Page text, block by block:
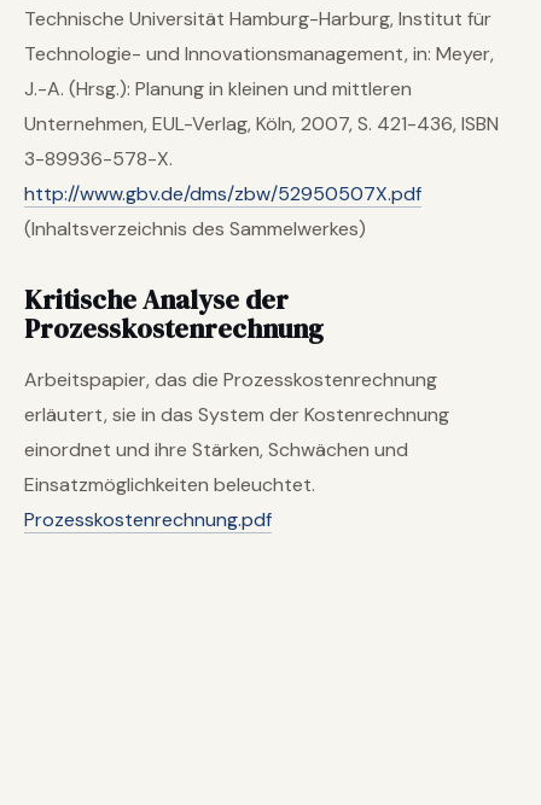
Technische Universität Hamburg-Harburg, Institut für
Technologie- und Innovationsmanagement, in: Meyer,
J.-A. (Hrsg.): Planung in kleinen und mittleren
Unternehmen, EUL-Verlag, Köln, 2007, S. 421-436, ISBN
3-89936-578-X.
http://www.gbv.de/dms/zbw/52950507X.pdf
(Inhaltsverzeichnis des Sammelwerkes)
Kritische Analyse der
Prozesskostenrechnung
Arbeitspapier, das die Prozesskostenrechnung
erläutert, sie in das System der Kostenrechnung
einordnet und ihre Stärken, Schwächen und
Einsatzmöglichkeiten beleuchtet.
Prozesskostenrechnung.pdf